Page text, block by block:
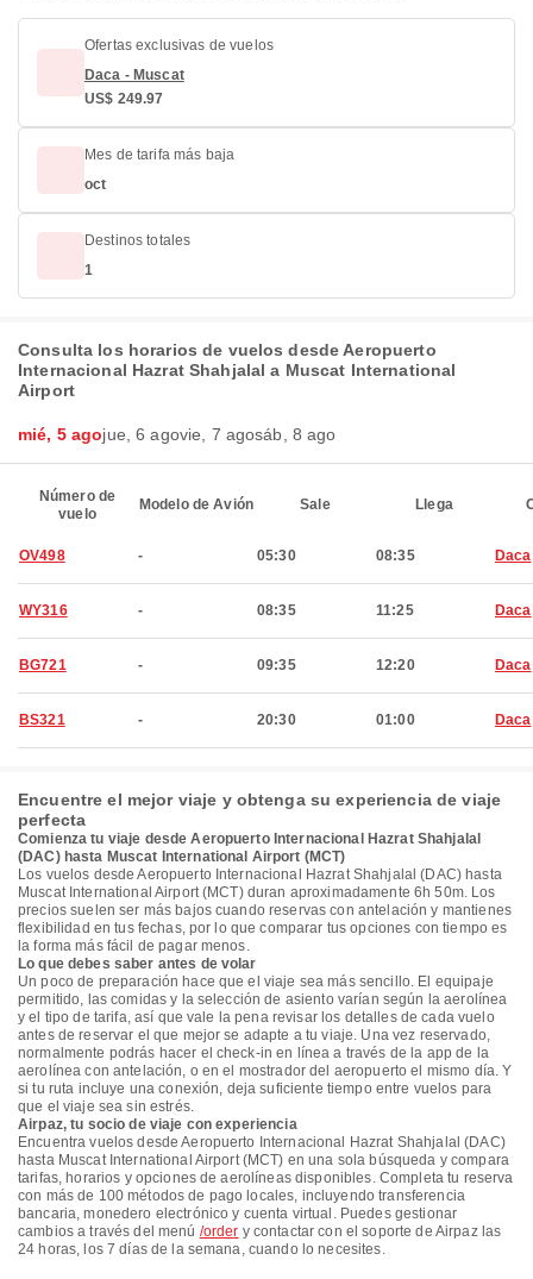
Ofertas exclusivas de vuelos
Daca - Muscat
US$ 249.97
Mes de tarifa más baja
oct
Destinos totales
1
Consulta los horarios de vuelos desde Aeropuerto
Internacional Hazrat Shahjalal a Muscat International
Airport
mié, 5 agojue, 6 agovie, 7 agosáb, 8 ago
Número de
vuelo
Modelo de Avión Sale Llega
OV498 - 05:30 08:35 Daca
WY316 - 08:35 11:25 Daca
BG721 - 09:35 12:20 Daca
BS321 - 20:30 01:00 Daca
Encuentre el mejor viaje y obtenga su experiencia de viaje
perfecta
Comienza tu viaje desde Aeropuerto Internacional Hazrat Shahjalal
(DAC) hasta Muscat International Airport (MCT)
Los vuelos desde Aeropuerto Internacional Hazrat Shahjalal (DAC) hasta
Muscat International Airport (MCT) duran aproximadamente 6h 50m. Los
precios suelen ser más bajos cuando reservas con antelación y mantienes
flexibilidad en tus fechas, por lo que comparar tus opciones con tiempo es
la forma más fácil de pagar menos.
Lo que debes saber antes de volar
Un poco de preparación hace que el viaje sea más sencillo. El equipaje
permitido, las comidas y la selección de asiento varían según la aerolínea
y el tipo de tarifa, así que vale la pena revisar los detalles de cada vuelo
antes de reservar el que mejor se adapte a tu viaje. Una vez reservado,
normalmente podrás hacer el check-in en línea a través de la app de la
aerolínea con antelación, o en el mostrador del aeropuerto el mismo día. Y
si tu ruta incluye una conexión, deja suficiente tiempo entre vuelos para
que el viaje sea sin estrés.
Airpaz, tu socio de viaje con experiencia
Encuentra vuelos desde Aeropuerto Internacional Hazrat Shahjalal (DAC)
hasta Muscat International Airport (MCT) en una sola búsqueda y compara
tarifas, horarios y opciones de aerolíneas disponibles. Completa tu reserva
con más de 100 métodos de pago locales, incluyendo transferencia
bancaria, monedero electrónico y cuenta virtual. Puedes gestionar
cambios a través del menú /order y contactar con el soporte de Airpaz las
24 horas, los 7 días de la semana, cuando lo necesites.